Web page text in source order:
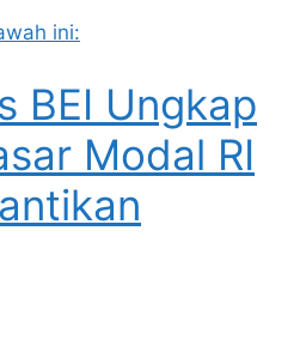
ini:
BEI Ungkap
Modal RI